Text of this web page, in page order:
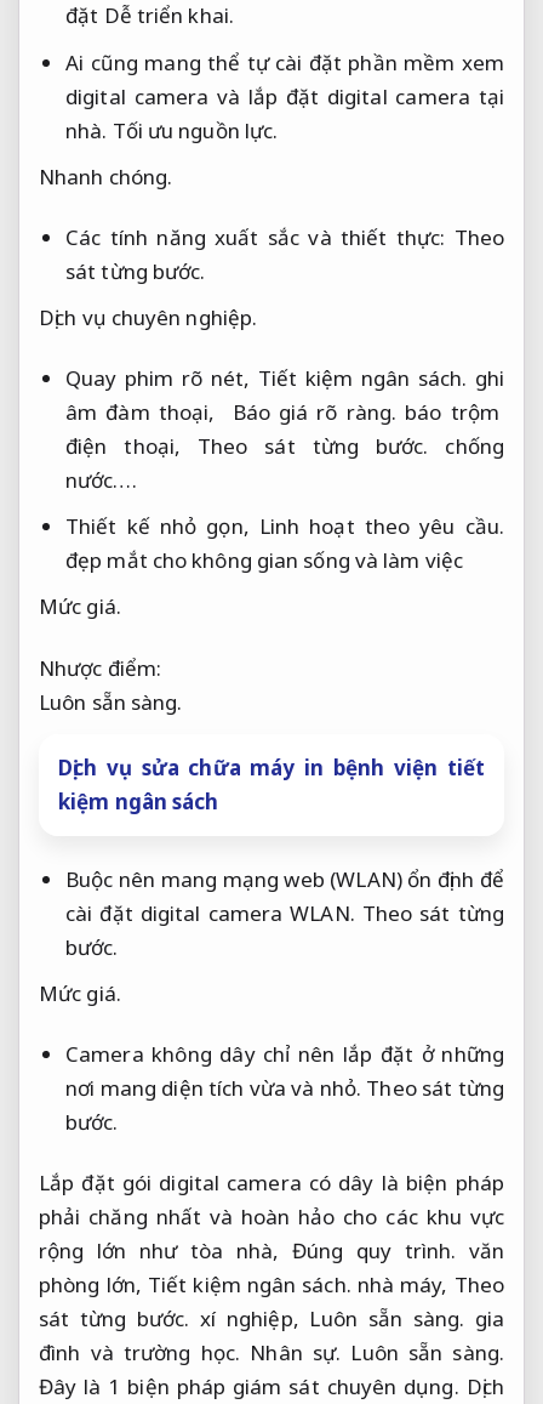
đặt Dễ triển khai.
Ai cũng mang thể tự cài đặt phần mềm xem
digital camera và lắp đặt digital camera tại
nhà. Tối ưu nguồn lực.
Nhanh chóng.
Các tính năng xuất sắc và thiết thực: Theo
sát từng bước.
Dịch vụ chuyên nghiệp.
Quay phim rõ nét, Tiết kiệm ngân sách. ghi
âm đàm thoại,
Báo giá rõ ràng. báo trộm
điện thoại, Theo sát từng bước. chống
nước….
Thiết kế nhỏ gọn, Linh hoạt theo yêu cầu.
đẹp mắt cho không gian sống và làm việc
Mức giá.
Nhược điểm:
Luôn sẵn sàng.
Dịch vụ sửa chữa máy in bệnh viện tiết
kiệm ngân sách
Buộc nên mang mạng web (WLAN) ổn định để
cài đặt digital camera WLAN. Theo sát từng
bước.
Mức giá.
Camera không dây chỉ nên lắp đặt ở những
nơi mang diện tích vừa và nhỏ. Theo sát từng
bước.
Lắp đặt gói digital camera có dây là biện pháp
phải chăng nhất và hoàn hảo cho các khu vực
rộng lớn như tòa nhà, Đúng quy trình. văn
phòng lớn, Tiết kiệm ngân sách. nhà máy, Theo
sát từng bước. xí nghiệp, Luôn sẵn sàng. gia
đình và trường học. Nhân sự. Luôn sẵn sàng.
Đây là 1 biện pháp giám sát chuyên dụng. Dịch